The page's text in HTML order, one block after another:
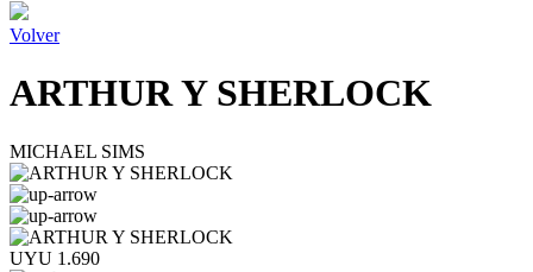
Volver
ARTHUR Y SHERLOCK
MICHAEL SIMS
UYU 1.690